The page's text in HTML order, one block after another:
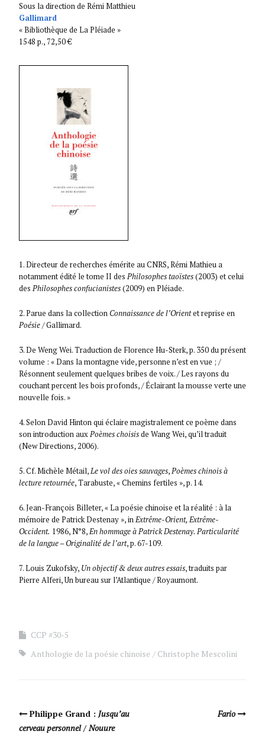
Sous la direction de Rémi Matthieu
Gallimard
« Bibliothèque de La Pléiade »
1548 p., 72,50 €
1. Directeur de recherches émérite au CNRS, Rémi Mathieu a
notamment édité le tome II des Philosophes taoïstes(2003) et celui
des Philosophes confucianistes(2009) en Pléiade.
2. Parue dans la collection Connaissance de l’Orientet reprise en
Poésie/ Gallimard.
3. De Weng Wei. Traduction de Florence Hu-Sterk, p. 350 du présent
volume : « Dans la montagne vide, personne n’est en vue ; /
Résonnent seulement quelques bribes de voix. / Les rayons du
couchant percent les bois profonds, / Éclairant la mousse verte une
nouvelle fois. »
4. Selon David Hinton qui éclaire magistralement ce poème dans
son introduction auxPoèmes choisisde Wang Wei, qu’il traduit
(New Directions, 2006).
5. Cf. Michèle Métail,Le vol des oies sauvages,Poèmes chinois à
lecture retournée, Tarabuste, « Chemins fertiles », p. 14.
6. Jean-François Billeter, « La poésie chinoise et la réalité : à la
mémoire de Patrick Destenay », inExtrême-Orient, Extrême-
Occident. 1986, N°8,En hommage à Patrick Destenay. Particularité
de la langue – Originalité de l’art, p. 67-109.
7. Louis Zukofsky, Un objectif & deux autres essais, traduits par
Pierre Alferi, Un bureau sur l’Atlantique / Royaumont.
CCP #30-5
Anthologie de la poésie chinoise
Christophe Mescolini
Navigation Article
Philippe Grand : Jusqu’au
cerveau personnel/Nouure
Fario